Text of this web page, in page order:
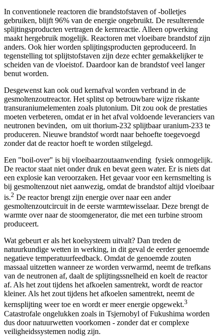
In conventionele reactoren die brandstofstaven of -bolletjes
gebruiken, blijft 96% van de energie ongebruikt. De resulterende
splijtingsproducten vertragen de kernreactie. Alleen opwerking
maakt hergebruik mogelijk. Reactoren met vloeibare brandstof zijn
anders. Ook hier worden splijtingsproducten geproduceerd. In
tegenstelling tot splijtstofstaven zijn deze echter gemakkelijker te
scheiden van de vloeistof. Daardoor kan de brandstof veel langer
benut worden.
Desgewenst kan ook oud kernafval worden verbrand in de
gesmoltenzoutreactor. Het splitst op betrouwbare wijze riskante
transuraniumelementen zoals plutonium. Dit zou ook de prestaties
moeten verbeteren, omdat er in het afval voldoende leveranciers van
neutronen bevinden, om uit thorium-232 splijtbaar uranium-233 te
produceren. Nieuwe brandstof wordt naar behoefte toegevoegd
zonder dat de reactor hoeft te worden stilgelegd.
Een "boil-over" is bij vloeibaarzoutaanwending fysiek onmogelijk.
De reactor staat niet onder druk en bevat geen water. Er is niets dat
een explosie kan veroorzaken. Het gevaar voor een kernsmelting is
bij gesmoltenzout niet aanwezig, omdat de brandstof altijd vloeibaar
is.2 De reactor brengt zijn energie over naar een ander
gesmoltenzoutcircuit in de eerste warmtewisselaar. Deze brengt de
warmte over naar de stoomgenerator, die met een turbine stroom
produceert.
Wat gebeurt er als het koelsysteem uitvalt? Dan treden de
natuurkundige wetten in werking, in dit geval de eerder genoemde
negatieve temperatuurfeedback. Omdat de genoemde zouten
massaal uitzetten wanneer ze worden verwarmd, neemt de trefkans
van de neutronen af, daalt de splijtingssnelheid en koelt de reactor
af. Als het zout tijdens het afkoelen samentrekt, wordt de reactor
kleiner. Als het zout tijdens het afkoelen samentrekt, neemt de
kernsplijting weer toe en wordt er meer energie opgewekt.3
Catastrofale ongelukken zoals in Tsjernobyl of Fukushima worden
dus door natuurwetten voorkomen - zonder dat er complexe
veiligheidssystemen nodig zijn.